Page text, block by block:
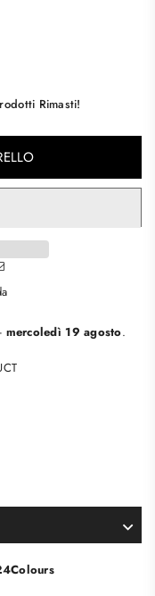
Rimasti!
mercoledì 19 agosto.